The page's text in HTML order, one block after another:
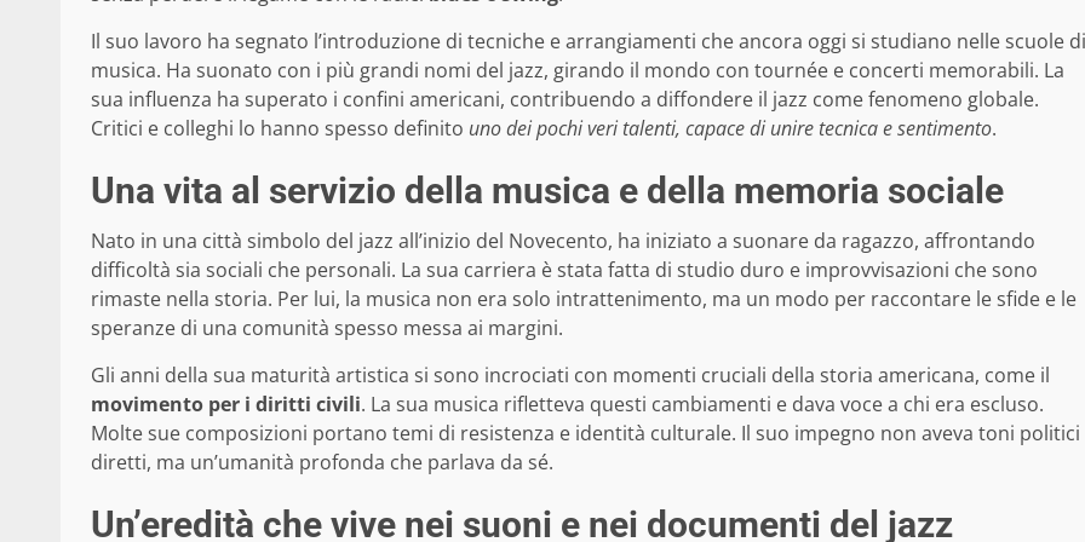
Il suo lavoro ha segnato l’introduzione di tecniche e arrangiamenti che ancora oggi si studiano nelle scuole di
musica. Ha suonato con i più grandi nomi del jazz, girando il mondo con tournée e concerti memorabili. La
sua influenza ha superato i confini americani, contribuendo a diffondere il jazz come fenomeno globale.
Critici e colleghi lo hanno spesso definito uno dei pochi veri talenti, capace di unire tecnica e sentimento.
Una vita al servizio della musica e della memoria sociale
Nato in una città simbolo del jazz all’inizio del Novecento, ha iniziato a suonare da ragazzo, affrontando
difficoltà sia sociali che personali. La sua carriera è stata fatta di studio duro e improvvisazioni che sono
rimaste nella storia. Per lui, la musica non era solo intrattenimento, ma un modo per raccontare le sfide e le
speranze di una comunità spesso messa ai margini.
Gli anni della sua maturità artistica si sono incrociati con momenti cruciali della storia americana, come il
movimento per i diritti civili. La sua musica rifletteva questi cambiamenti e dava voce a chi era escluso.
Molte sue composizioni portano temi di resistenza e identità culturale. Il suo impegno non aveva toni politici
diretti, ma un’umanità profonda che parlava da sé.
Un’eredità che vive nei suoni e nei documenti del jazz